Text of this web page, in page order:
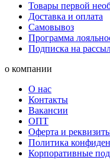
Товары первой
Доставка и оплата
Самовывоз
Программа
Подписка на
о компании
О нас
Контакты
Вакансии
ОПТ
Оферта и
Политика
Корпоративные